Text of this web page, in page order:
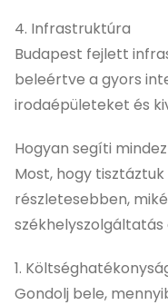
4. Infrastruktúra
Budapest fejlett
beleértve a gyors
irodaépületeket és
Hogyan segíti
Most, hogy
részletesebben,
székhelyszolgáltatás
1.
Gondolj bele,